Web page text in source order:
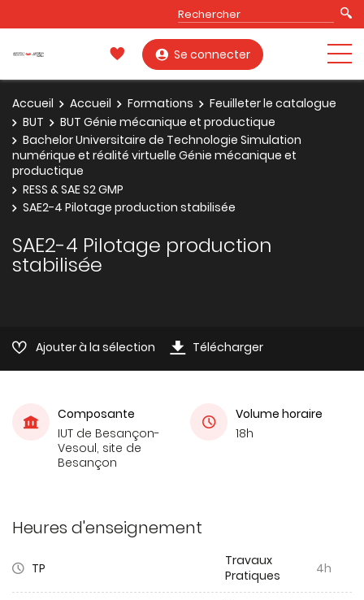
Se connecter
Accueil Accueil Formations
Feuilleter le catalogue
BUT
BUT Génie mécanique et productique
Bachelor Universitaire de Technologie Simulation
numérique et réalité virtuelle Génie mécanique et
productique
RESS & SAE S2 GMP
SAE2-4 Pilotage production stabilisée
SAE2-4 Pilotage production
stabilisée
Ajouter à la sélection Télécharger
Composante
IUT de Besançon-
Vesoul, site de
Besançon
Volume horaire
18h
Heures d'enseignement
TP
Travaux
Pratiques
4h